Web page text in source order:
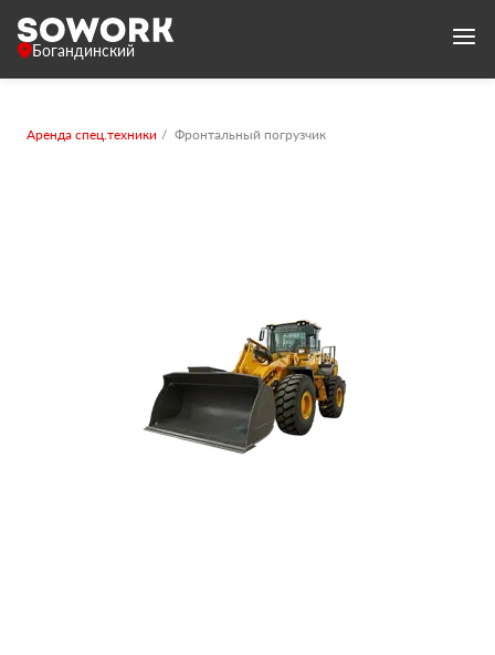
Богандинский
Аренда спец.техники Фронтальный погрузчик